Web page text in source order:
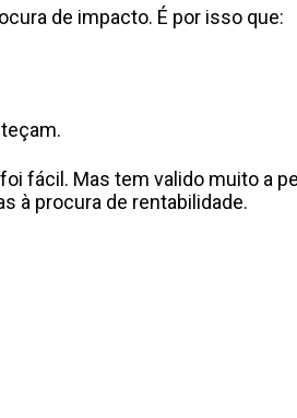
de impacto. É por isso que:
fácil. Mas tem valido muito a
à procura de rentabilidade.